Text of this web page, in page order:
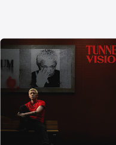
口
中
打
开)